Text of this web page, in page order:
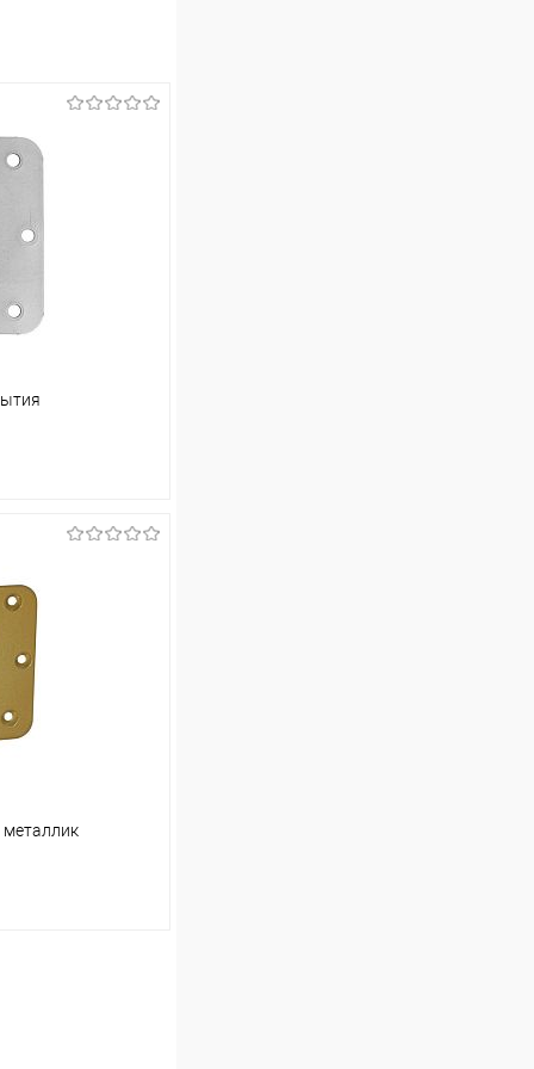
Сравнение
В наличии (4)
металлик